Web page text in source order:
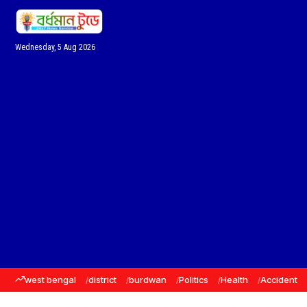
Wednesday, 5 Aug 2026
west bengal district burdwan Politics Health Accident